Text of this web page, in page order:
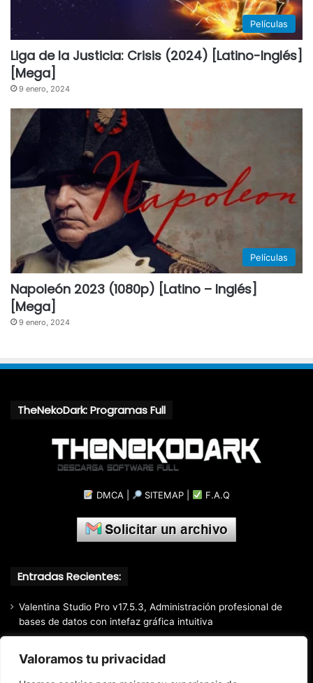
Valoramos tu privacidad
Películas
Liga de la Justicia: Crisis (2024) [Latino-Inglés]
[Mega]
9 enero, 2024
Películas
Napoleón 2023 (1080p) [Latino – Inglés]
[Mega]
9 enero, 2024
TheNekoDark: Programas Full
DMCA SITEMAP F.A.Q
Entradas Recientes:
Valentina Studio Pro v17.5.3, Administración profesional de
bases de datos con intefaz gráfica intuitiva
datos de la manera más fácil y rápida
Mozilla Firefox (2026) v153.0.3, Navegador web libre y de